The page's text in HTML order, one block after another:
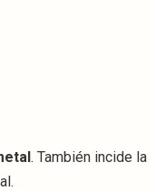
. También incide la